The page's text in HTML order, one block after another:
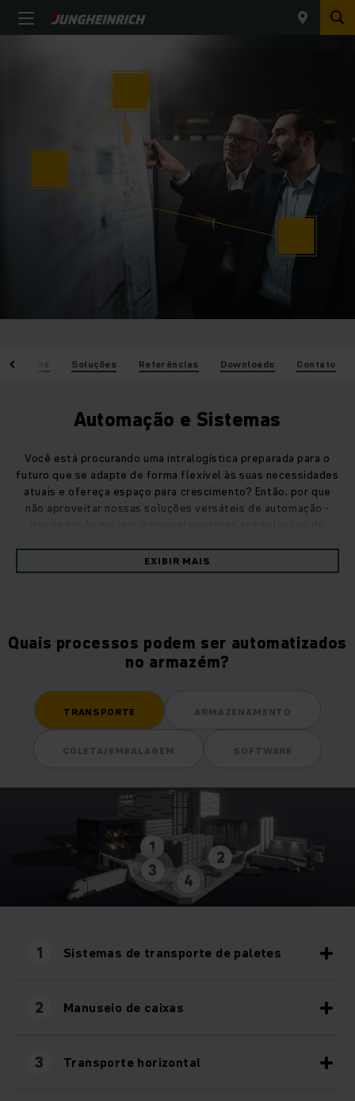
Soluções Referências Downloads Contato
Automação e Sistemas
Você está procurando uma intralogística preparada para o
futuro que se adapte de forma flexível às suas necessidades
atuais e ofereça espaço para crescimento? Então, por que
não aproveitar nossas soluções versáteis de automação -
processos de trabalho e fluxos de materiais.
especializado em automação e digitalização holísticas,
podemos implementar um sistema geral personalizado para
você que aumenta automaticamente a eficiência do seu
EXIBIR MAIS
Quais processos podem ser automatizados
no armazém?
TRANSPORTE ARMAZENAMENTO
COLETA/EMBALAGEM SOFTWARE
1
2
3
4
1 Sistemas de transporte de paletes
2 Manuseio de caixas
3 Transporte horizontal